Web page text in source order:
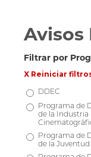
Avisos
Filtrar por
X Reiniciar
DDEC
Programa de
de la Industria
Programa de
de la Juventud